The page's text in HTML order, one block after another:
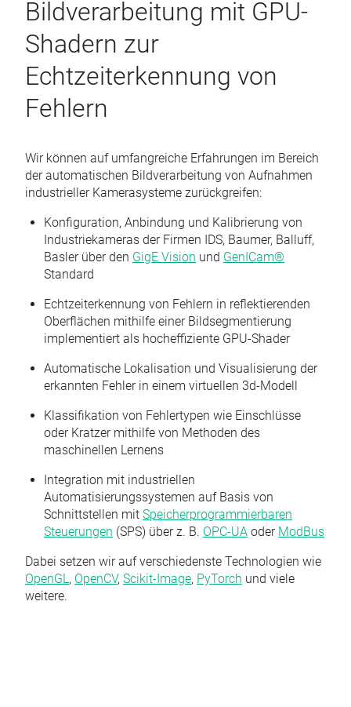
Bildverarbeitung mit GPU-
Shadern zur
Echtzeiterkennung von
Fehlern
Wir können auf umfangreiche Erfahrungen im Bereich
der automatischen Bildverarbeitung von Aufnahmen
industrieller Kamerasysteme zurückgreifen:
Konfiguration, Anbindung und Kalibrierung von
Industriekameras der Firmen IDS, Baumer, Balluff,
Basler über den GigE Vision und GenICam®
Standard
Echtzeiterkennung von Fehlern in reflektierenden
Oberflächen mithilfe einer Bildsegmentierung
implementiert als hocheffiziente GPU-Shader
Automatische Lokalisation und Visualisierung der
erkannten Fehler in einem virtuellen 3d-Modell
Klassifikation von Fehlertypen wie Einschlüsse
oder Kratzer mithilfe von Methoden des
maschinellen Lernens
Integration mit industriellen
Automatisierungssystemen auf Basis von
Schnittstellen mit Speicherprogrammierbaren
Steuerungen (SPS) über z. B. OPC-UA oder ModBus
Dabei setzen wir auf verschiedenste Technologien wie
OpenGL , OpenCV, Scikit-Image, PyTorch und viele
weitere.